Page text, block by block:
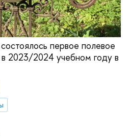
первое полевое
в 2023/2024 учебном году в